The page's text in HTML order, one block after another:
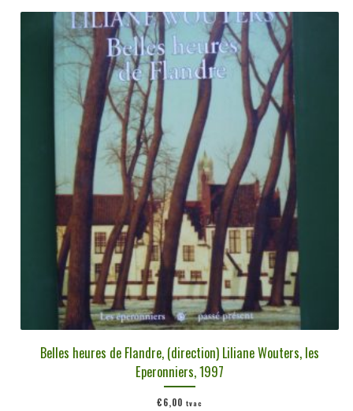
Belles heures de Flandre, (direction) Liliane Wouters, les
Eperonniers, 1997
€6,00 tvac